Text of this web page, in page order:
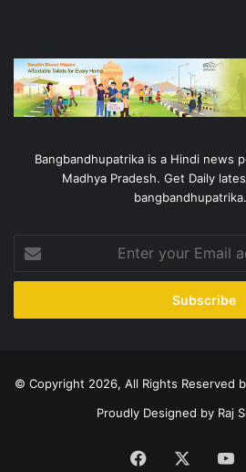
Bangbandhupatrika is a Hindi news
Madhya Pradesh. Get Daily
your
Email
© Copyright 2026, All Rights Reserved by
Proudly Designed by Raj
Facebook